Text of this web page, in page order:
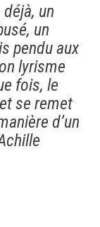
un
un
pendu aux
lyrisme
fois, le
se remet
d’un